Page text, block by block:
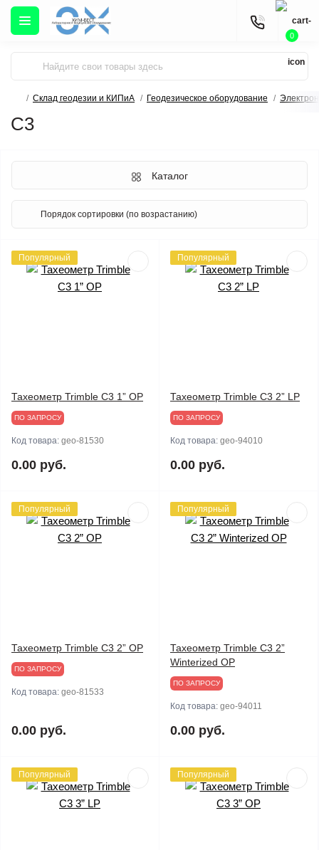
0
Склад геодезии и КИПиА Геодезическое оборудование
C3
Каталог
Популярный
Тахеометр Trimble C3 1” OP
ПО ЗАПРОСУ
Код товара: geo-81530
0.00 руб.
Популярный
Тахеометр Trimble C3 2” LP
ПО ЗАПРОСУ
Код товара: geo-94010
0.00 руб.
Популярный
Тахеометр Trimble C3 2” OP
ПО ЗАПРОСУ
Код товара: geo-81533
0.00 руб.
Популярный
Тахеометр Trimble C3 2”
Winterized OP
ПО ЗАПРОСУ
Код товара: geo-94011
0.00 руб.
Популярный Популярный